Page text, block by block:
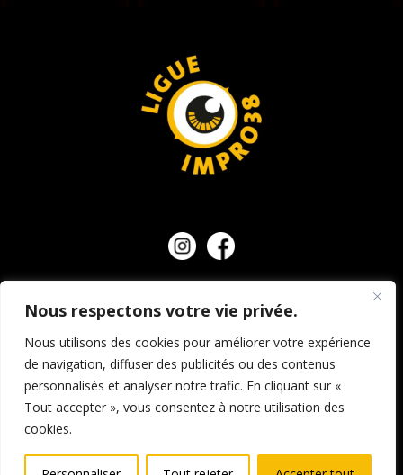
Nous respectons votre vie privée.
Nous utilisons des cookies pour améliorer votre expérience
de navigation, diffuser des publicités ou des contenus
personnalisés et analyser notre trafic. En cliquant sur «
Tout accepter », vous consentez à notre utilisation des
cookies.
NOUS CONTACTER
© Ligue d’impro 38, tous droits réservés.Mentions
légales et crédits–Politique de confidentialité–